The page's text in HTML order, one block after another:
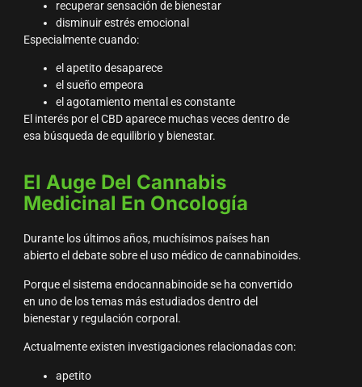
recuperar sensación de bienestar
disminuir estrés emocional
Especialmente cuando:
el apetito desaparece
el sueño empeora
el agotamiento mental es constante
El interés por el CBD aparece muchas veces dentro de
esa búsqueda de equilibrio y bienestar.
El Auge Del Cannabis
Medicinal En Oncología
Durante los últimos años, muchísimos países han
abierto el debate sobre el uso médico de cannabinoides.
Porque el sistema endocannabinoide se ha convertido
en uno de los temas más estudiados dentro del
bienestar y regulación corporal.
Actualmente existen investigaciones relacionadas con:
apetito